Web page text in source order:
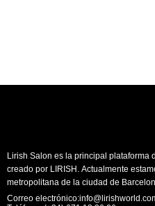
Lirish Salon es la principal plataforma
creado por LIRISH. Actualmente
metropolitana de la ciudad de
Correo